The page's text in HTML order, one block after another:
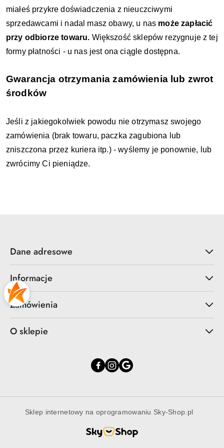
miałeś przykre doświadczenia z nieuczciwymi
sprzedawcami i nadal masz obawy, u nas może zapłacić
przy odbiorze towaru. Większość sklepów rezygnuje z tej
formy płatności - u nas jest ona ciągle dostępna.
Gwarancja otrzymania zamówienia lub zwrot
środków
Jeśli z jakiegokolwiek powodu nie otrzymasz swojego
zamówienia (brak towaru, paczka zagubiona lub
zniszczona przez kuriera itp.) - wyślemy je ponownie, lub
zwrócimy Ci pieniądze.
Dane adresowe
Informacje
Zamówienia
O sklepie
Sklep internetowy na oprogramowaniu Sky-Shop.pl